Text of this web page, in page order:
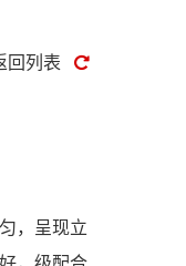
回列表
，呈现立